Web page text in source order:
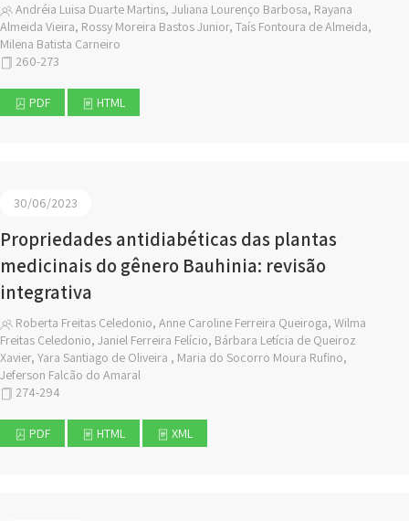
Andréia Luisa Duarte Martins, Juliana Lourenço Barbosa, Rayana
Almeida Vieira, Rossy Moreira Bastos Junior, Taís Fontoura de Almeida,
Milena Batista Carneiro
260-273
PDF HTML
30/06/2023
Propriedades antidiabéticas das plantas
medicinais do gênero Bauhinia: revisão
integrativa
Roberta Freitas Celedonio, Anne Caroline Ferreira Queiroga, Wilma
Freitas Celedonio, Janiel Ferreira Felício, Bárbara Letícia de Queiroz
Xavier, Yara Santiago de Oliveira , Maria do Socorro Moura Rufino,
Jeferson Falcão do Amaral
274-294
PDF HTML XML